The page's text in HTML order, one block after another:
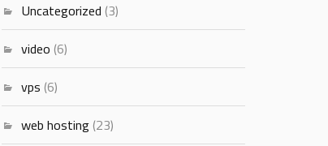
Uncategorized (3)
video (6)
vps (6)
web hosting (23)